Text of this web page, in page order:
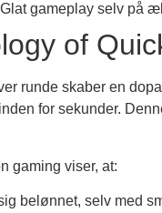
Glat gameplay selv på
of
runde skaber en
for sekunder.
gaming viser, at:
belønnet, selv med